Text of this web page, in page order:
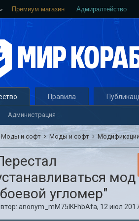
Премиум магазин Адмиралтейство
Администрация
Правила
Моды и софт Моды и софт
мод
угломер"
anonym_mM75lKFhbAfa, 12 июл